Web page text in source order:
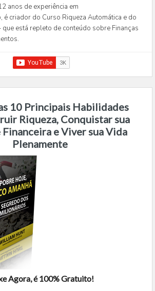
anos de experiência em
é criador do Curso Riqueza Automática e do
está repleto de conteúdo sobre Finanças
10 Principais Habilidades
Riqueza, Conquistar sua
e Viver sua Vida
Plenamente
Agora, é 100% Gratuito!